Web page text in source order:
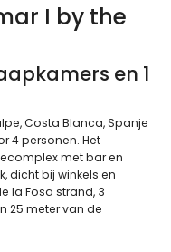
I by the
en 1
Costa Blanca, Spanje
4 personen. Het
met bar en
dicht bij winkels en
la Fosa strand, 3
25 meter van de